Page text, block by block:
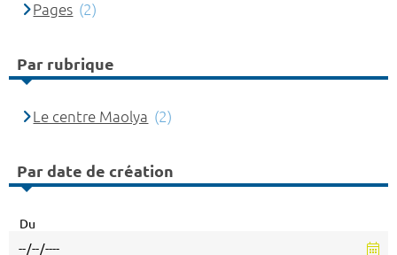
Pages (2)
Par rubrique
Le centre Maolya (2)
Par date de création
Du